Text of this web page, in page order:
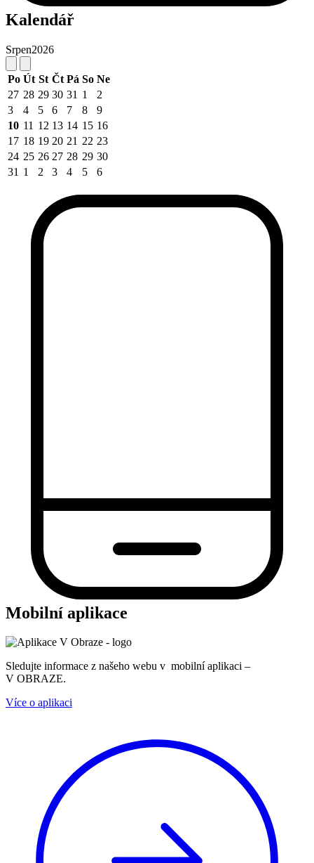
Kalendář
Srpen2026
Po Út St Čt Pá So Ne
27 28 29 30 31 1
2
3
4 5 6 7 8
9
10 11 12 13 14 15 16
17 18 19 20 21 22 23
24 25 26 27 28 29 30
31 1 2 3 4 5 6
Mobilní aplikace
Sledujte informace z našeho webu v mobilní aplikaci –
V OBRAZE.
Více o aplikaci